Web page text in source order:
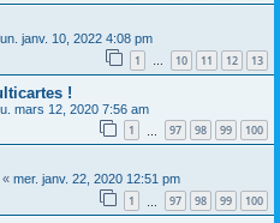
lun. janv. 10, 2022 4:08 pm
1 … 10 11 12 13
!
mars 12, 2020 7:56 am
1 97 98 99 100
« mer. janv. 22, 2020 12:51 pm
1 97 98 99 100